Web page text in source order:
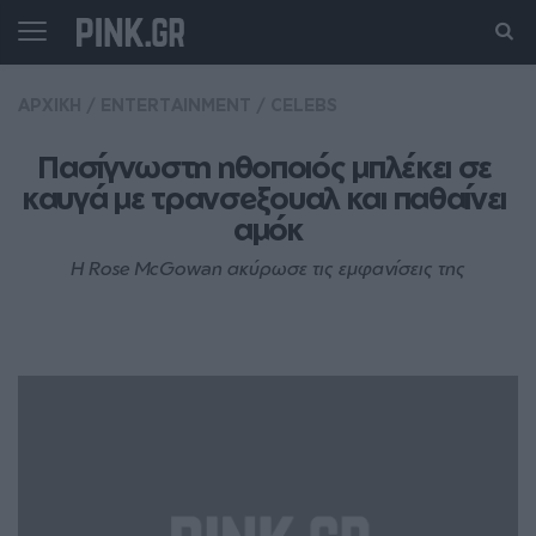
Πασίγνωστη ηθοποιός μπλέκει σε
καυγά με τρανσeξουαλ και παθαίνει
αμόκ
Η Rose McGowan ακύρωσε τις εμφανίσεις της